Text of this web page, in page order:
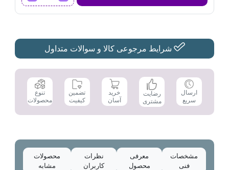
عدد
شرایط مرجوعی کالا و سوالات متداول
ارسال
سریع
رضایت
مشتری
خرید
آسان
تضمین
کیفیت
تنوع
محصولات
مشخصات
فنی
معرفی
محصول
نظرات
کاربران
محصولات
مشابه